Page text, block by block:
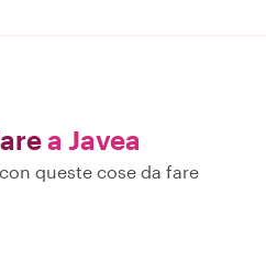
a Javea
queste cose da fare